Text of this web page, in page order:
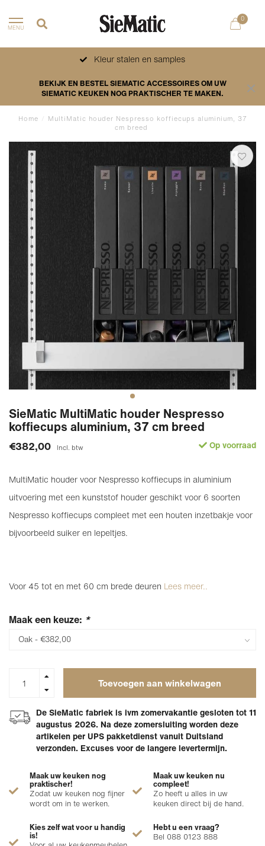
MENU
0
Kleur stalen en samples
BEKIJK EN BESTEL SIEMATIC ACCESSOIRES OM UW
SIEMATIC KEUKEN NOG PRAKTISCHER TE MAKEN.
Home
MultiMatic houder Nespresso koffiecups aluminium, 37
cm breed
SieMatic MultiMatic houder Nespresso
koffiecups aluminium, 37 cm breed
€382,00 Incl. btw Op voorraad
MultiMatic houder voor Nespresso koffiecups in aluminium
uitvoering met een kunststof houder geschikt voor 6 soorten
Nespresso koffiecups compleet met een houten inzetbakje voor
bijvoorbeeld suiker en lepeltjes.
Voor 45 tot en met 60 cm brede deuren Lees meer..
Maak een keuze: *
Toevoegen aan winkelwagen
De SieMatic fabriek is ivm zomervakantie gesloten tot 11
augustus 2026. Na deze zomersluiting worden deze
artikelen per UPS pakketdienst vanuit Duitsland
verzonden. Excuses voor de langere levertermijn.
Maak uw keuken nog
praktischer!
Zodat uw keuken nog fijner
wordt om in te werken.
Maak uw keuken nu
compleet!
Zo heeft u alles in uw
keuken direct bij de hand.
Kies zelf wat voor u handig
is!
Hebt u een vraag?
Bel 088 0123 888